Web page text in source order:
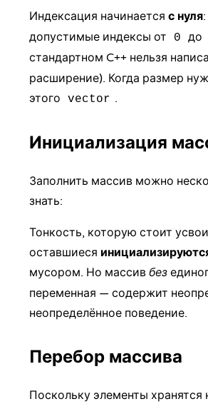
Индексация начинается с нуля
допустимые индексы от
0 до
стандартном C++ нельзя
расширение). Когда размер
этого
vector .
Инициализация
Заполнить массив можно
знать:
Тонкость, которую стоит
оставшиеся
мусором. Но массив без
переменная — содержит
неопределённое поведение.
Перебор массива
Поскольку элементы